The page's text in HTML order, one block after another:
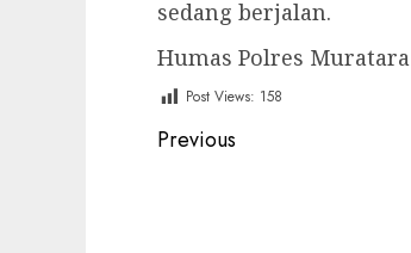
sedang berjalan.
Humas Polres Muratara
Post Views: 158
Post
Previous